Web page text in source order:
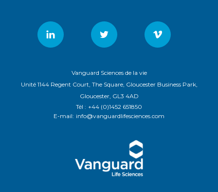
Vanguard Sciences de la vie
Unité 1144 Regent Court, The Square, Gloucester Business Park,
Gloucester, GL3 4AD
Tél : +44 (0)1452 651850
E-mail: info@vanguardlifesciences.com